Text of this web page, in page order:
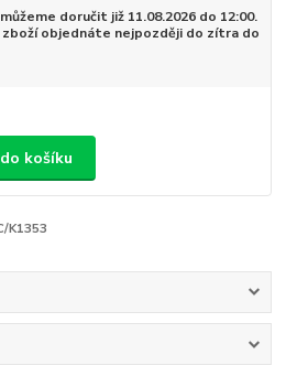
doručit již 11.08.2026 do 12:00.
zboží objednáte nejpozději do zítra do
košíku
K1353